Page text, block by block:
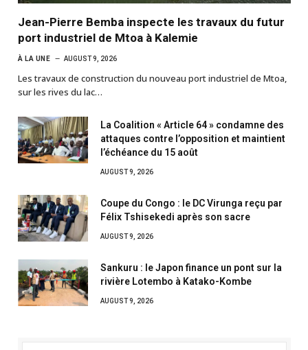
Jean-Pierre Bemba inspecte les travaux du futur
port industriel de Mtoa à Kalemie
À LA UNE AUGUST 9, 2026
Les travaux de construction du nouveau port industriel de Mtoa,
sur les rives du lac…
La Coalition « Article 64 » condamne des
attaques contre l’opposition et maintient
l’échéance du 15 août
AUGUST 9, 2026
Coupe du Congo : le DC Virunga reçu par
Félix Tshisekedi après son sacre
AUGUST 9, 2026
Sankuru : le Japon finance un pont sur la
rivière Lotembo à Katako-Kombe
AUGUST 9, 2026